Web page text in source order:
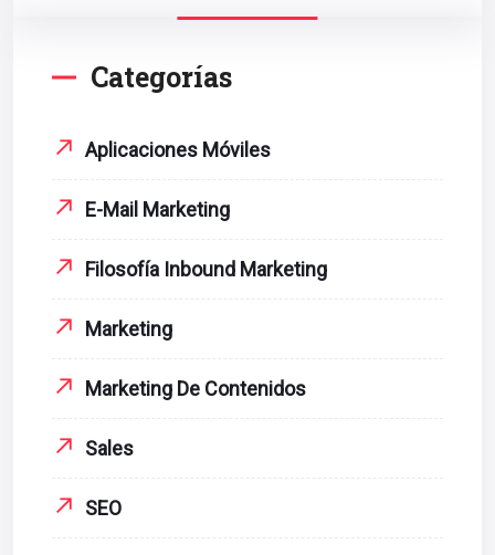
Categorías
Aplicaciones Móviles
E-Mail Marketing
Filosofía Inbound Marketing
Marketing
Marketing De Contenidos
Sales
SEO